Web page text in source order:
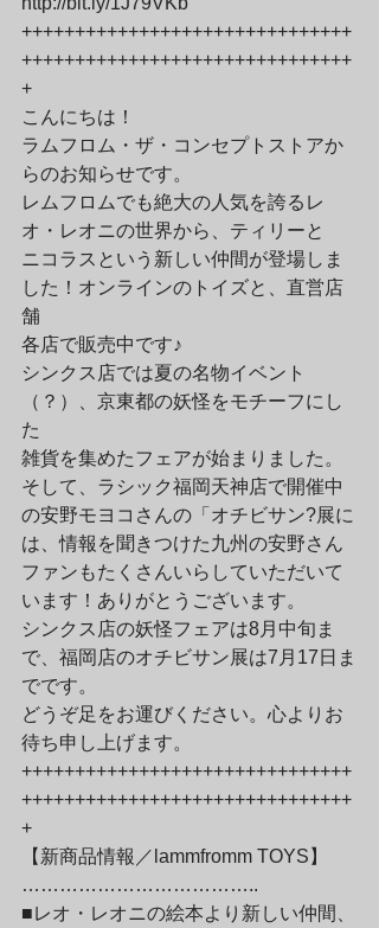
+++++++++++++++++++++++++++++++
+++++++++++++++++++++++++++++++
+
こんにちは！
ラムフロム・ザ・コンセプトストアか
らのお知らせです。
レムフロムでも絶大の人気を誇るレ
オ・レオニの世界から、ティリーと
ニコラスという新しい仲間が登場しま
した！オンラインのトイズと、直営店
舗
各店で販売中です♪
シンクス店では夏の名物イベント
（？）、京東都の妖怪をモチーフにし
た
雑貨を集めたフェアが始まりました。
そして、ラシック福岡天神店で開催中
の安野モヨコさんの「オチビサン?展に
は、情報を聞きつけた九州の安野さん
ファンもたくさんいらしていただいて
います！ありがとうございます。
シンクス店の妖怪フェアは8月中旬ま
で、福岡店のオチビサン展は7月17日ま
でです。
どうぞ足をお運びください。心よりお
待ち申し上げます。
+++++++++++++++++++++++++++++++
+++++++++++++++++++++++++++++++
+
【新商品情報／lammfromm TOYS】
………………………………..
■レオ・レオニの絵本より新しい仲間、